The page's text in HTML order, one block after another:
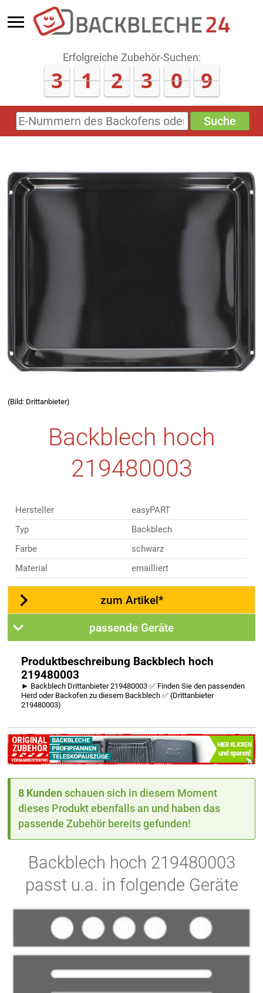
Erfolgreiche Zubehör-Suchen:
3 1 2 3 1 2
E-
Nummern
Zubehörs
(keine
Sonderzeichen)
Suche
(Bild: Drittanbieter)
Backblech hoch
219480003
Hersteller
easyPART
Typ
Backblech
Farbe
schwarz
Material
emailliert
zum Artikel*
passende Geräte
Produktbeschreibung Backblech hoch
219480003
► Backblech Drittanbieter 219480003 ✅ Finden Sie den passenden
Herd oder Backofen zu diesem Backblech ✅ (Drittanbieter
219480003)
8 Kunden schauen sich in diesem Moment
dieses Produkt ebenfalls an und haben das
passende Zubehör bereits gefunden!
Backblech hoch 219480003
passt u.a. in folgende Geräte